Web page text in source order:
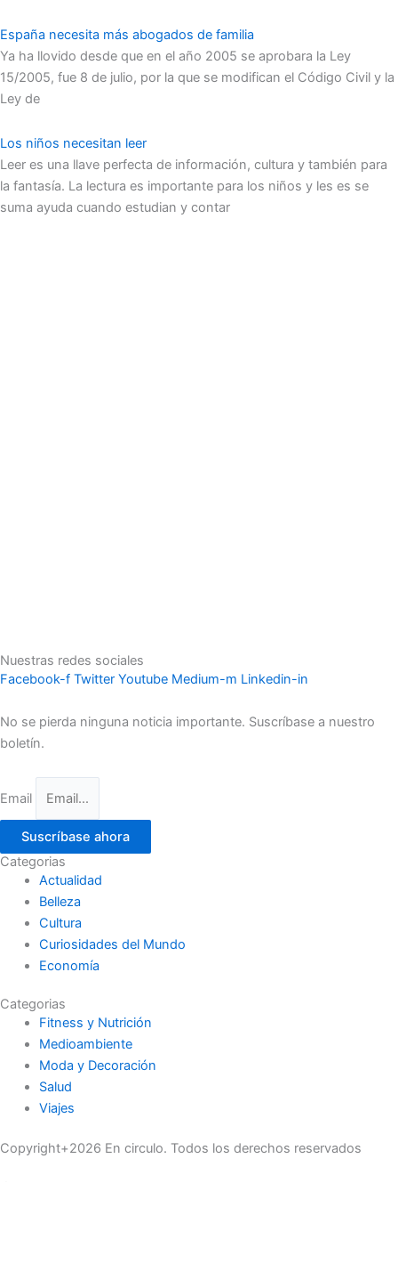
España necesita más abogados de familia
Ya ha llovido desde que en el año 2005 se aprobara la Ley
15/2005, fue 8 de julio, por la que se modifican el Código Civil y la
Ley de
Los niños necesitan leer
Leer es una llave perfecta de información, cultura y también para
la fantasía. La lectura es importante para los niños y les es se
suma ayuda cuando estudian y contar
Nuestras redes sociales
Facebook-f Twitter Youtube Medium-m Linkedin-in
No se pierda ninguna noticia importante. Suscríbase a nuestro
boletín.
Email
Suscríbase ahora
Categorias
Actualidad
Belleza
Cultura
Curiosidades del Mundo
Economía
Categorias
Fitness y Nutrición
Medioambiente
Moda y Decoración
Salud
Viajes
Copyright+2026 En circulo. Todos los derechos reservados